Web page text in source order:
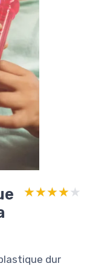
★★★★★
★★★★★
dur